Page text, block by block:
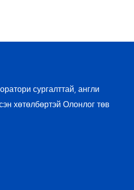
сургалттай, англи
хөтөлбөртэй Олонлог төв